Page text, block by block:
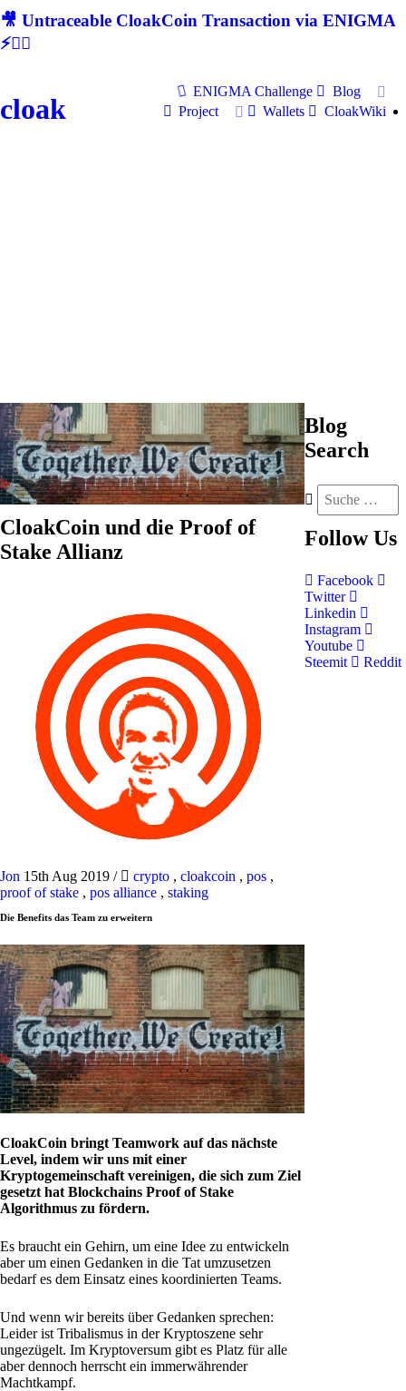
🎥 Untraceable CloakCoin Transaction via ENIGMA
⚡🕵‍♂
cloak
ENIGMA Challenge
Blog
Project
Wallets CloakWiki
CloakCoin und die Proof of
Stake Allianz
Jon 15th Aug 2019 / crypto , cloakcoin , pos ,
proof of stake , pos alliance , staking
Die Benefits das Team zu erweitern
CloakCoin bringt Teamwork auf das nächste
Level, indem wir uns mit einer
Kryptogemeinschaft vereinigen, die sich zum Ziel
gesetzt hat Blockchains Proof of Stake
Algorithmus zu fördern.
Es braucht ein Gehirn, um eine Idee zu entwickeln
aber um einen Gedanken in die Tat umzusetzen
bedarf es dem Einsatz eines koordinierten Teams.
Und wenn wir bereits über Gedanken sprechen:
Leider ist Tribalismus in der Kryptoszene sehr
ungezügelt. Im Kryptoversum gibt es Platz für alle
aber dennoch herrscht ein immerwährender
Machtkampf.
Blog
Search
Follow Us
Facebook
Twitter
Linkedin
Instagram
Youtube
Steemit
Reddit